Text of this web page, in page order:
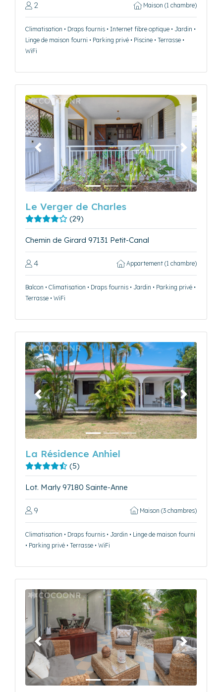
2 Maison (1 chambre)
Climatisation • Draps fournis • Internet fibre optique • Jardin •
Linge de maison fourni • Parking privé • Piscine • Terrasse •
WiFi
Précédent Suivant
Le Verger de Charles
(29)
Chemin de Girard 97131 Petit-Canal
4 Appartement (1 chambre)
Balcon • Climatisation • Draps fournis • Jardin • Parking privé •
Terrasse • WiFi
Précédent Suivant
La Résidence Anhiel
(5)
Lot. Marly 97180 Sainte-Anne
9 Maison (3 chambres)
Climatisation • Draps fournis • Jardin • Linge de maison fourni
• Parking privé • Terrasse • WiFi
Précédent Suivant